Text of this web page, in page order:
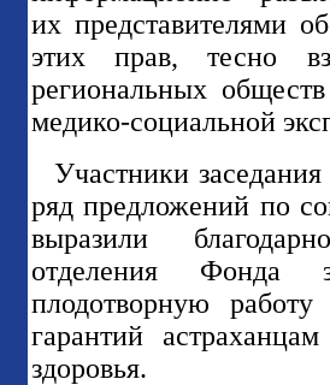
их представителями
этих прав, тесно
региональных
медико-социальной
Участники
ряд предложений по
выразили
отделения Фонда
плодотворную
гарантий
здоровья.